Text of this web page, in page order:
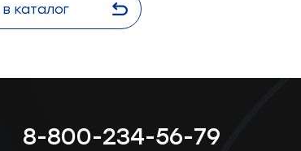
каталог
8-800-234-56-79
Сообщение